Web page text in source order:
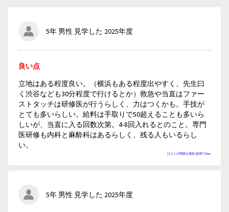
5年 男性 見学した 2025年度
口コミの問題を報告(採用で50p)
良い点
立地はある程度良い。（横浜もある程度出やすく、先生曰
く渋谷なども30分程度で行けるとか）救急や当直はファー
ストタッチは研修医が行うらしく、力はつくかも。手技が
とても多いらしい。給料は手取りで50超えることも多いら
しいが、当直に入る回数次第。4-8回入れるとのこと。専門
医研修も内科と麻酔科はあるらしく、残る人もいるらし
い。
5年 男性 見学した 2025年度